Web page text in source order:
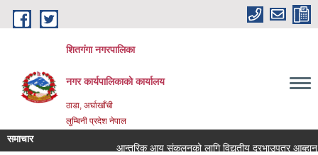
Skip to main content
शितगंगा नगरपालिका
नगर कार्यपालिकाकाे कार्यालय
ठाडा, अर्घाखाँची
लुम्बिनी प्रदेश नेपाल
समाचार
आन्तरिक आय संकलनको लागि विद्युतीय दरभाउपत्र आब्हान